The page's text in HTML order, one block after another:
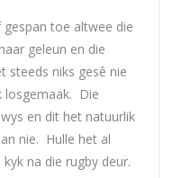
toe altwee die
geleun en die
steeds niks gesê nie
losgemaak. Die
en dit het natuurlik
nie. Hulle het al
na die rugby deur.